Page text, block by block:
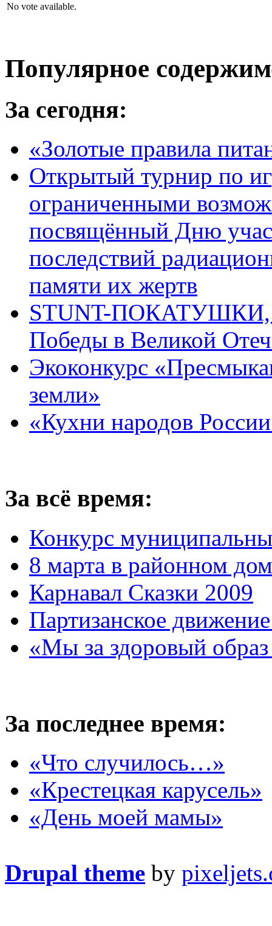
No vote available.
Популярное
За сегодня:
«Золотые правила
Открытый турнир по
ограниченными
посвящённый Дню
последствий
памяти их жертв
STUNT-ПОКАТУШКИ,
Победы в Великой
Экоконкурс
земли»
«Кухни народов
За всё время:
Конкурс
8 марта в районном
Карнавал Сказки 2009
Партизанское
«Мы за здоровый
За последнее время:
«Что случилось…»
«Крестецкая карусель»
«День моей мамы»
Drupal theme by